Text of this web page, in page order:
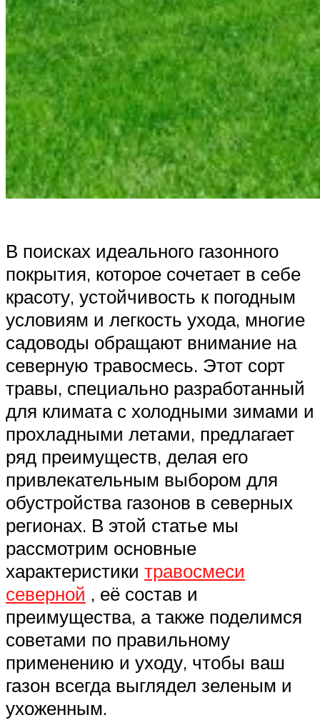
В поисках идеального газонного
покрытия, которое сочетает в себе
красоту, устойчивость к погодным
условиям и легкость ухода, многие
садоводы обращают внимание на
северную травосмесь. Этот сорт
травы, специально разработанный
для климата с холодными зимами и
прохладными летами, предлагает
ряд преимуществ, делая его
привлекательным выбором для
обустройства газонов в северных
регионах. В этой статье мы
рассмотрим основные
характеристики травосмеси
северной , её состав и
преимущества, а также поделимся
советами по правильному
применению и уходу, чтобы ваш
газон всегда выглядел зеленым и
ухоженным.